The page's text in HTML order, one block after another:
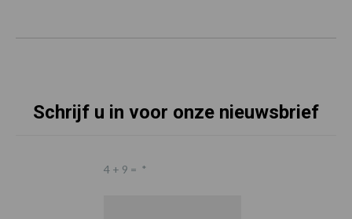
Schrijf u in voor onze nieuwsbrief
4 + 9 = *